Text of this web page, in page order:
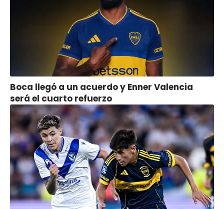
Boca llegó a un acuerdo y Enner Valencia
será el cuarto refuerzo